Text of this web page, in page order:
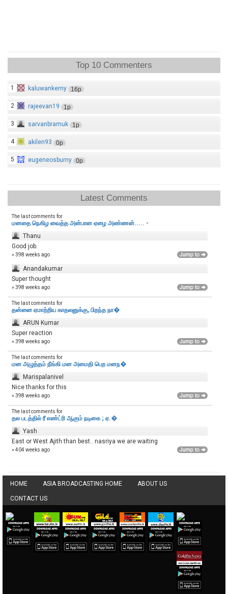
Top 10 Commenters
1 kaluwankerny 16p
2 rajeevan19 1p
3 sarvanbramuk 1p
4 akilen93 0p
5 eugeneosburny 0p
Latest Comments
The last comments for
மனதை நெகிழ வைத்த அன்பான ஏழை அண்ணன்..... -
Thanu
Good job.
» 398 weeks ago
Anandakumar
Super thought
» 398 weeks ago
The last comments for
தன்னை ஏமாற்றிய காதலனுக்கு, பிறந்த நா�
ARUN Kumar
Super reaction
» 398 weeks ago
The last comments for
மன அழுத்தம் நீங்கி மன அமைதி பெற‌ மனந�
Marispalanivel
Nice thanks for this
» 398 weeks ago
The last comments for
தல படத்தில் ரீ எண்ட்ரி ஆகும் நடிகை ; ஏ.�
Yash
East or West Ajith than best.. nasriya we are waiting
» 404 weeks ago
HOME ASIA BROADCASTING HOME ABOUT US
CONTACT US